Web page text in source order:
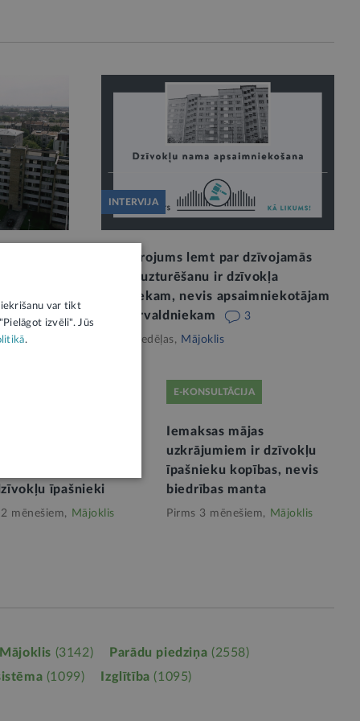
INTERVIJA
Pilnvarojums lemt par dzīvojamās
mājas uzturēšanu ir dzīvokļa
īpašniekam, nevis apsaimniekotājam
vai pārvaldniekam
3
Pirms nedēļas, Mājoklis
īpašnieki
mēnešiem, Mājoklis
E-KONSULTĀCIJA
Iemaksas mājas
uzkrājumiem ir dzīvokļu
īpašnieku kopības, nevis
biedrības manta
Pirms 3 mēnešiem, Mājoklis
Mājoklis (3142) Parādu piedziņa (2558)
(1099) Izglītība (1095)
var tikt
izvēli". Jūs
.